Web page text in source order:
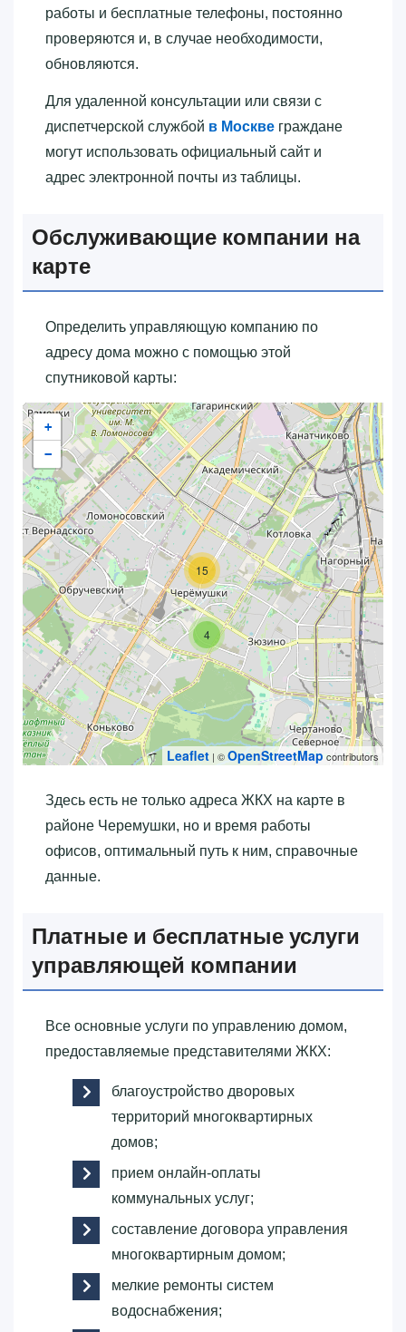
работы и бесплатные телефоны, постоянно
проверяются и, в случае необходимости,
обновляются.
Для удаленной консультации или связи с
диспетчерской службой в Москве граждане
могут использовать официальный сайт и
адрес электронной почты из таблицы.
Обслуживающие компании на
карте
Определить управляющую компанию по
адресу дома можно с помощью этой
спутниковой карты:
4
15
+
−
Leaflet | ©OpenStreetMap contributors
Здесь есть не только адреса ЖКХ на карте в
районе Черемушки, но и время работы
офисов, оптимальный путь к ним, справочные
данные.
Платные и бесплатные услуги
управляющей компании
Все основные услуги по управлению домом,
предоставляемые представителями ЖКХ:
благоустройство дворовых
территорий многоквартирных
домов;
прием онлайн-оплаты
коммунальных услуг;
составление договора управления
многоквартирным домом;
мелкие ремонты систем
водоснабжения;